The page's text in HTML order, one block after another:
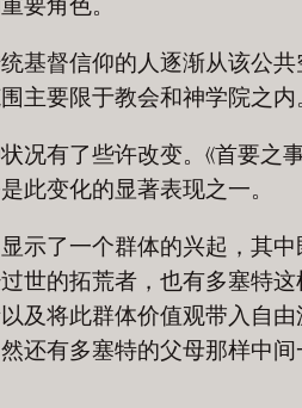
基督信仰的人逐渐从该公共
主要限于教会和神学院之内
况有了些许改变。《首要之事
此变化的显著表现之一。
示了一个群体的兴起，其中
世的拓荒者，也有多塞特这
及将此群体价值观带入自由
还有多塞特的父母那样中间